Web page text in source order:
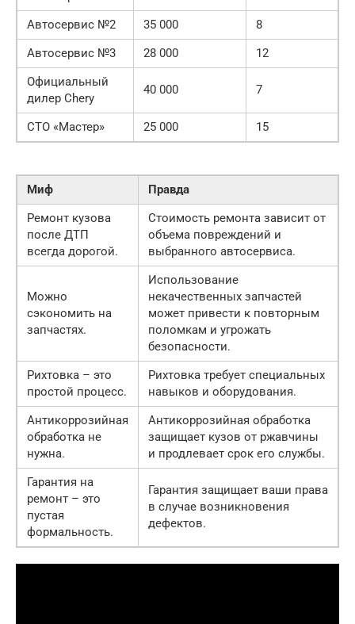
Автосервис №2
35 000
8
Автосервис №3
28 000
12
Официальный
дилер Chery
40 000 7
СТО «Мастер» 25 000 15
Миф
Правда
Ремонт кузова
после ДТП
всегда дорогой.
Стоимость ремонта зависит от
объема повреждений и
выбранного автосервиса.
Можно
сэкономить на
запчастях.
Использование
некачественных запчастей
может привести к повторным
поломкам и угрожать
безопасности.
Рихтовка – это
простой процесс.
Рихтовка требует специальных
навыков и оборудования.
Антикоррозийная
обработка не
нужна.
Антикоррозийная обработка
защищает кузов от ржавчины
и продлевает срок его службы.
Гарантия на
ремонт – это
пустая
формальность.
Гарантия защищает ваши права
в случае возникновения
дефектов.